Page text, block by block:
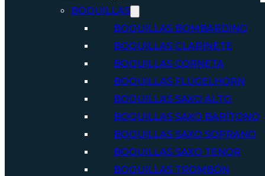
BOQUILLAS
BOQUILLAS BOMBARDINO
BOQUILLAS CLARINETE
BOQUILLAS CORNETA
BOQUILLAS FLUGELHORN
BOQUILLAS SAXO ALTO
BOQUILLAS SAXO BARÍTONO
BOQUILLAS SAXO SOPRANO
BOQUILLAS SAXO TENOR
BOQUILLAS TROMBÓN